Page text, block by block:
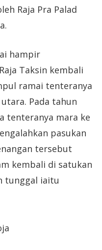
Raja Pra Palad
hampir
Taksin kembali
ramai tenteranya
Pada tahun
tenteranya mara ke
pasukan
tersebut
kembali di satukan
tunggal iaitu